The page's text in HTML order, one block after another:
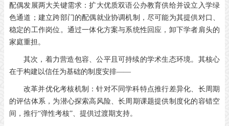
配偶发展两大关键需求：扩大优质双语公办教育供给并设立入学绿
色通道；建立跨部门的配偶就业协调机制，尽可能为其提供对口、
稳定的工作岗位。通过一体化方案与系统性回应，卸下学者肩头的
家庭重担。
其次，着力营造包容、公平且可持续的学术生态环境。其核心
在于构建以信任为基础的制度安排——
改革并优化考核机制：针对不同学科特点推行差异化、长周期
的评估体系，为潜心探索高风险、长周期课题提供制度化的容错空
间，推行“弹性考核”、提供过渡期支持。